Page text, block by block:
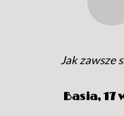
Jak zawsze
Basia,17